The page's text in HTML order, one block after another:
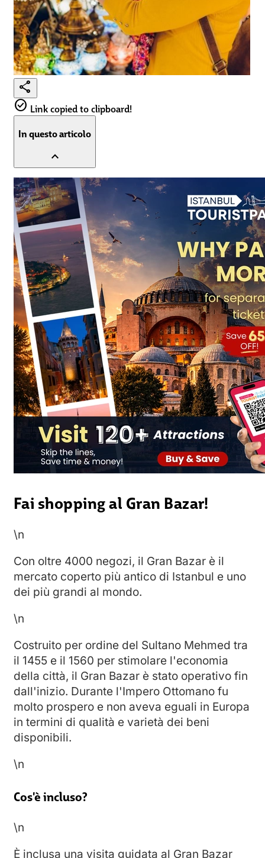
share
check_circle Link copied to clipboard!
In questo articolo
expand_less
Fai shopping al Gran Bazar!
\n
Con oltre 4000 negozi, il Gran Bazar è il
mercato coperto più antico di Istanbul e uno
dei più grandi al mondo.
\n
Costruito per ordine del Sultano Mehmed tra
il 1455 e il 1560 per stimolare l'economia
della città, il Gran Bazar è stato operativo fin
dall'inizio. Durante l'Impero Ottomano fu
molto prospero e non aveva eguali in Europa
in termini di qualità e varietà dei beni
disponibili.
\n
Cos'è incluso?
\n
È inclusa una visita guidata al Gran Bazar